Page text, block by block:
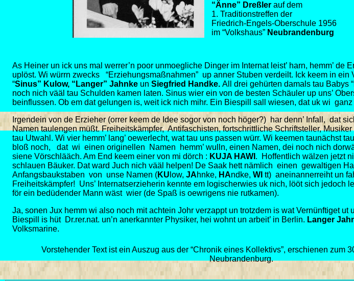
“Änne” Dreßler auf dem
1. Traditionstreffen der
Friedrich-Engels-Oberschule 1956
im “Volkshaus” Neubrandenburg
As Heiner un ick uns mal werrer’n poor unmoegliche Dinger im Internat leist’ harn, hemm’ de
uplöst. Wi würrn zwecks “Erziehungsmaßnahmen” up anner Stuben verdeilt. Ick keem in ein
“Sinus” Kulow, “Langer” Jahnke un Siegfried Handke. All drei gehürten damals tau Babys
noch nich vääl tau Schulden kamen laten. Sinus wier ein von de besten Schäuler up uns’
beinflussen. Ob em dat gelungen is, weit ick nich mihr. Ein Biespill sall wiesen, dat uk wi
Irgendein von de Erzieher (orrer keem de Idee sogor von noch höger?) har denn’ Infall, dat
Namen taulengen müßt. Freiheitskämpfer, Antifaschisten, fortschrittliche Schriftsteller,
tau Utwahl. Wi vier hemm’ lang’ oewerlecht, wat tau uns passen würr. Wi keemen taunächst
bloß noch, dat wi einen originellen Namen hemm’ wulln, einen Namen, dei noch nich
siene Vörschlääch. Am End keem einer von mi dörch : KUJA HAWI . Hoffentlich wälzen jetzt
schlauen Bäuker. Dat ward Juch nich vääl helpen! De Saak hett nämlich einen gewaltigen
Anfangsbaukstaben von unse Namen (KU low, JAhnke, HAndke, WI tt) aneinannerreiht un
Freiheitskämpfer! Uns’ Internatserzieherin kennte em logischerwies uk nich, lööt sich jedoch
för ein bedüdender Mann wäst wier (de Spaß is oewrigens nie rutkamen).
Ja, sonen Jux hemm wi also noch mit achtein Johr verzappt un trotzdem is wat Vernünftiget ut
Biespill is hüt Dr.rer.nat. un’n anerkannter Physiker, hei wohnt un arbeit’ in Berlin. Langer
Volksmarine.
Vorstehender Text ist ein Auszug aus der “Chronik eines Kollektivs”, erschienen zum
Neubrandenburg.